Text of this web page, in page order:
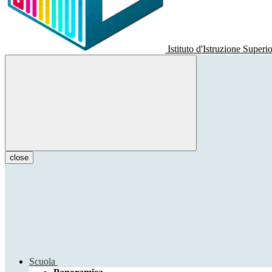
Istituto d'Istruzione
close
Scuola